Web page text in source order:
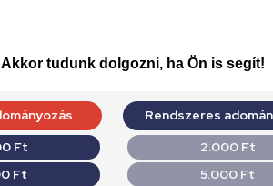
Akkor tudunk dolgozni, ha Ön is segít!